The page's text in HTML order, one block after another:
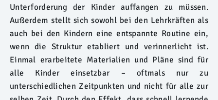
Unterforderung der Kinder auffangen zu müssen.
Außerdem stellt sich sowohl bei den Lehrkräften als
auch bei den Kindern eine entspannte Routine ein,
wenn die Struktur etabliert und verinnerlicht ist.
Einmal erarbeitete Materialien und Pläne sind für
alle Kinder einsetzbar – oftmals nur zu
unterschiedlichen Zeitpunkten und nicht für alle zur